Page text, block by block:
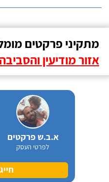
מתקיני פרקטים
אזור מודיעין והסביבה
א.ב.ש פרקטים
לפרטי העסק